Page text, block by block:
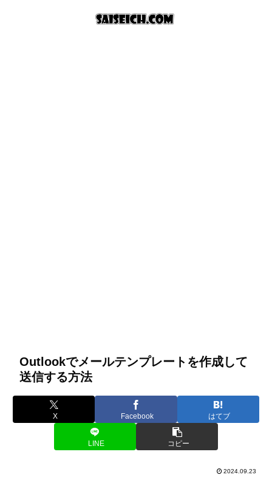
Outlookでメールテンプレートを作成して
送信する方法
X Facebook はてブ
LINE コピー
2024.09.23